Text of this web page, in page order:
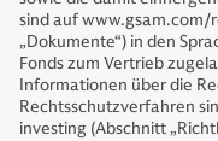
sind auf www.gsam.com/
„Dokumente“) in den
Fonds zum Vertrieb
Informationen über die
Rechtsschutzverfahren
investing (Abschnitt